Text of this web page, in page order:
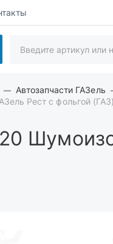
Автозапчасти ГАЗель
Рест с фольгой (ГАЗ)